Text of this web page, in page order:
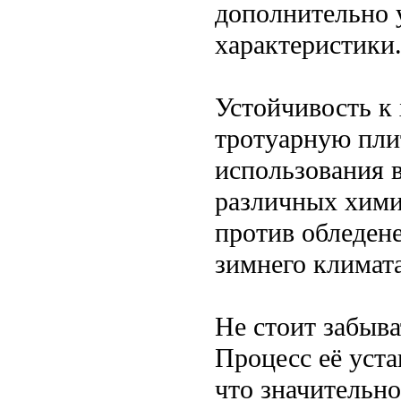
дополнительно
характеристики.
Устойчивость
тротуарную
использования
различных
против
зимнего
Не стоит
Процесс её
что